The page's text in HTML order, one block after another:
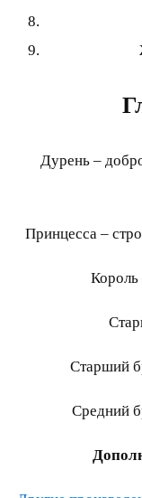
Дурень –
Принцесса –
Король
Старший
Средний